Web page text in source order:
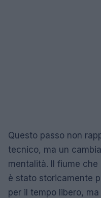
Questo passo non
tecnico, ma un
mentalità. Il fiume
è stato storicamente
per il tempo libero,